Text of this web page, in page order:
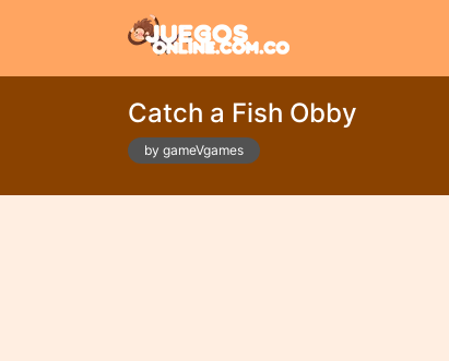
Catch a Fish Obby
by gameVgames